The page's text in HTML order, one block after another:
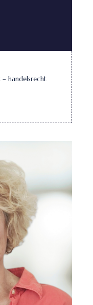
handelsrecht